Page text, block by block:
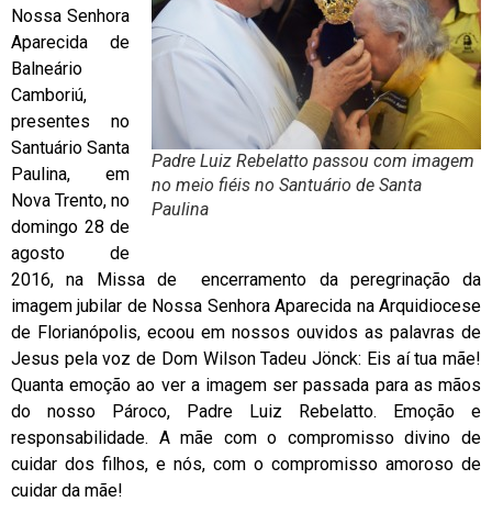
Padre Luiz Rebelatto passou com imagem
no meio fiéis no Santuário de Santa
Paulina
Nossa Senhora
Aparecida de
Balneário
Camboriú,
presentes no
Santuário Santa
Paulina, em
Nova Trento, no
domingo 28 de
agosto de
2016, na Missa de encerramento da peregrinação da
imagem jubilar de Nossa Senhora Aparecida na Arquidiocese
de Florianópolis, ecoou em nossos ouvidos as palavras de
Jesus pela voz de Dom Wilson Tadeu Jönck: Eis aí tua mãe!
Quanta emoção ao ver a imagem ser passada para as mãos
do nosso Pároco, Padre Luiz Rebelatto. Emoção e
responsabilidade. A mãe com o compromisso divino de
cuidar dos filhos, e nós, com o compromisso amoroso de
cuidar da mãe!